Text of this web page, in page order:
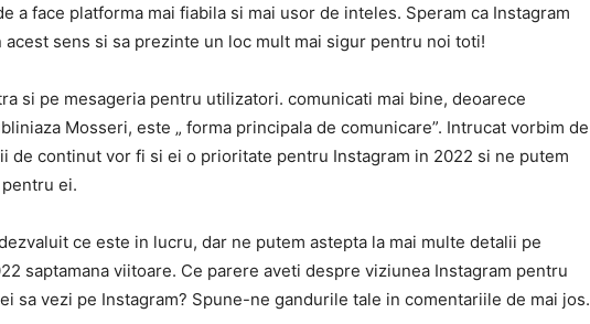
a face platforma mai fiabila si mai usor de inteles. Speram ca Instagram
sens si sa prezinte un loc mult mai sigur pentru noi toti!
si pe mesageria pentru utilizatori. comunicati mai bine, deoarece
Mosseri, este „ forma principala de comunicare”. Intrucat vorbim de
de continut vor fi si ei o prioritate pentru Instagram in 2022 si ne putem
ei.
ce este in lucru, dar ne putem astepta la mai multe detalii pe
saptamana viitoare. Ce parere aveti despre viziunea Instagram pentru
sa vezi pe Instagram? Spune-ne gandurile tale in comentariile de mai jos.